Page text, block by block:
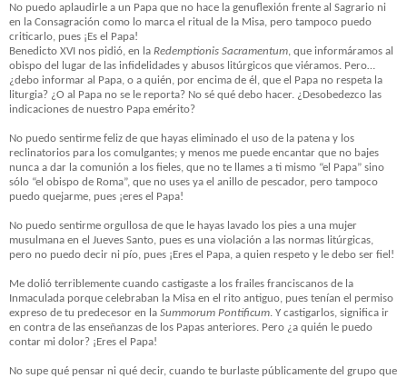
No puedo aplaudirle a un Papa que no hace la genuflexión frente al Sagrario ni
en la Consagración como lo marca el ritual de la Misa, pero tampoco puedo
criticarlo, pues ¡Es el Papa!
Benedicto XVI nos pidió, en la Redemptionis Sacramentum, que informáramos al
obispo del lugar de las infidelidades y abusos litúrgicos que viéramos. Pero…
¿debo informar al Papa, o a quién, por encima de él, que el Papa no respeta la
liturgia? ¿O al Papa no se le reporta? No sé qué debo hacer. ¿Desobedezco las
indicaciones de nuestro Papa emérito?
No puedo sentirme feliz de que hayas eliminado el uso de la patena y los
reclinatorios para los comulgantes; y menos me puede encantar que no bajes
nunca a dar la comunión a los fieles, que no te llames a ti mismo “el Papa” sino
sólo “el obispo de Roma”, que no uses ya el anillo de pescador, pero tampoco
puedo quejarme, pues ¡eres el Papa!
No puedo sentirme orgullosa de que le hayas lavado los pies a una mujer
musulmana en el Jueves Santo, pues es una violación a las normas litúrgicas,
pero no puedo decir ni pío, pues ¡Eres el Papa, a quien respeto y le debo ser fiel!
Me dolió terriblemente cuando castigaste a los frailes franciscanos de la
Inmaculada porque celebraban la Misa en el rito antiguo, pues tenían el permiso
expreso de tu predecesor en la Summorum Pontificum. Y castigarlos, significa ir
en contra de las enseñanzas de los Papas anteriores. Pero ¿a quién le puedo
contar mi dolor? ¡Eres el Papa!
No supe qué pensar ni qué decir, cuando te burlaste públicamente del grupo que